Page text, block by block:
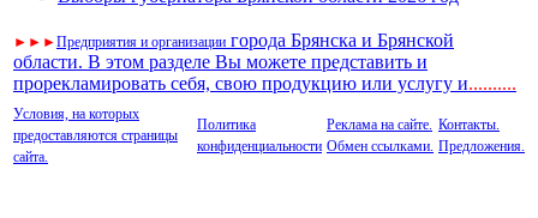
► ► ►Предприятия и организации города Брянска и Брянской
области. В этом разделе Вы можете представить и
прорекламировать себя, свою продукцию или услугу и..........
Условия, на которых
предоставляются страницы
сайта.
Политика
конфиденциальности
Реклама на сайте.
Обмен ссылками.
Контакты.
Предложения.